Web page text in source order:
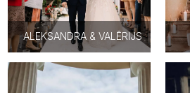
ALEKSANDRA & VALĒRIJS